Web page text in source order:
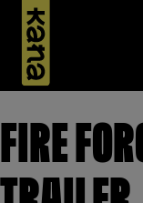
FIRE
Rechercher
SE
Panneau de gestion des